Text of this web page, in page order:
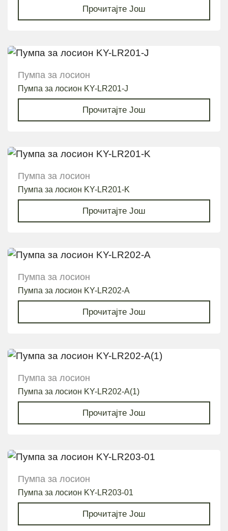
Прочитајте Још
Пумпа за лосион
Пумпа за лосион KY-LR201-J
Прочитајте Још
Пумпа за лосион
Пумпа за лосион KY-LR201-K
Прочитајте Још
Пумпа за лосион
Пумпа за лосион KY-LR202-A
Прочитајте Још
Пумпа за лосион
Пумпа за лосион KY-LR202-A(1)
Прочитајте Још
Пумпа за лосион
Пумпа за лосион KY-LR203-01
Прочитајте Још